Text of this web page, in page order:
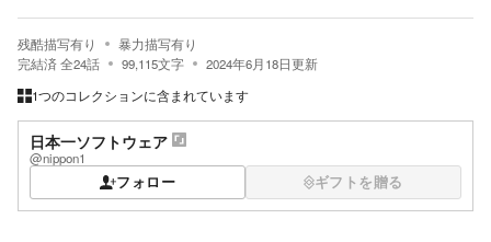
残酷描写有り
暴力描写有り
完結済全24話 99,115文字 2024年6月18日更新
1つのコレクションに含まれています
日本一ソフトウェア
@nippon1
フォロー ギフトを贈る